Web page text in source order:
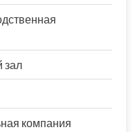
зал
компания